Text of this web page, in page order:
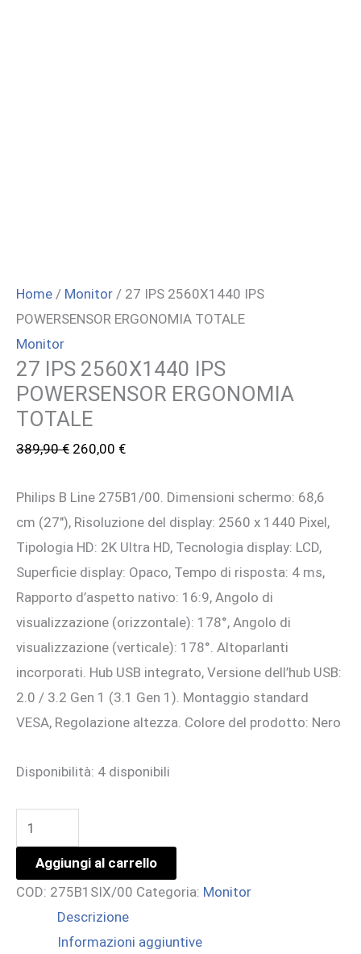
Home / Monitor / 27 IPS 2560X1440 IPS
POWERSENSOR ERGONOMIA TOTALE
Monitor
27 IPS 2560X1440 IPS
POWERSENSOR ERGONOMIA
TOTALE
389,90€ Il
originale
era:
389,90 €.
260,00 €Il
attuale
è:
260,00 €.
Philips B Line 275B1/00. Dimensioni schermo: 68,6
cm (27″), Risoluzione del display: 2560 x 1440 Pixel,
Tipologia HD: 2K Ultra HD, Tecnologia display: LCD,
Superficie display: Opaco, Tempo di risposta: 4 ms,
Rapporto d’aspetto nativo: 16:9, Angolo di
visualizzazione (orizzontale): 178°, Angolo di
visualizzazione (verticale): 178°. Altoparlanti
incorporati. Hub USB integrato, Versione dell’hub USB:
2.0 / 3.2 Gen 1 (3.1 Gen 1). Montaggio standard
VESA, Regolazione altezza. Colore del prodotto: Nero
Disponibilità: 4 disponibili
27
IPS
2560X1440
IPS
POWERSENSOR
ERGONOMIA
Aggiungi al carrello
COD: 275B1SIX/00 Categoria: Monitor
Descrizione
Informazioni aggiuntive